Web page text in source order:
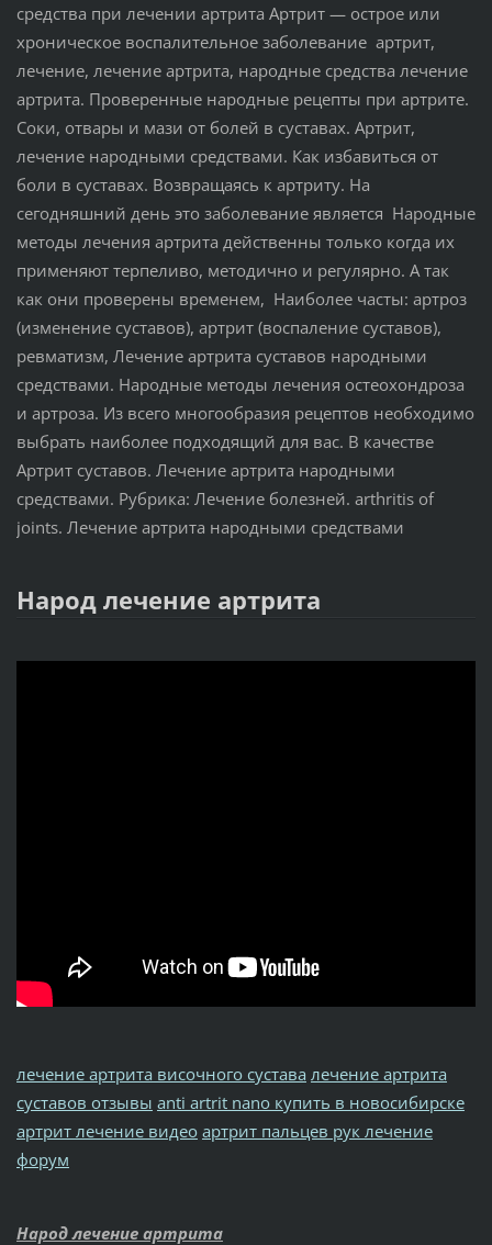
средства при лечении артрита Артрит — острое или
хроническое воспалительное заболевание артрит,
лечение, лечение артрита, народные средства лечение
артрита. Проверенные народные рецепты при артрите.
Соки, отвары и мази от болей в суставах. Артрит,
лечение народными средствами. Как избавиться от
боли в суставах. Возвращаясь к артриту. На
сегодняшний день это заболевание является Народные
методы лечения артрита действенны только когда их
применяют терпеливо, методично и регулярно. А так
как они проверены временем, Наиболее часты: артроз
(изменение суставов), артрит (воспаление суставов),
ревматизм, Лечение артрита суставов народными
средствами. Народные методы лечения остеохондроза
и артроза. Из всего многообразия рецептов необходимо
выбрать наиболее подходящий для вас. В качестве
Артрит суставов. Лечение артрита народными
средствами. Рубрика: Лечение болезней. arthritis of
joints. Лечение артрита народными средствами
Народ лечение артрита
лечение артрита височного сустава лечение артрита
суставов отзывы anti artrit nano купить в новосибирске
артрит лечение видео артрит пальцев рук лечение
форум
Народ лечение артрита